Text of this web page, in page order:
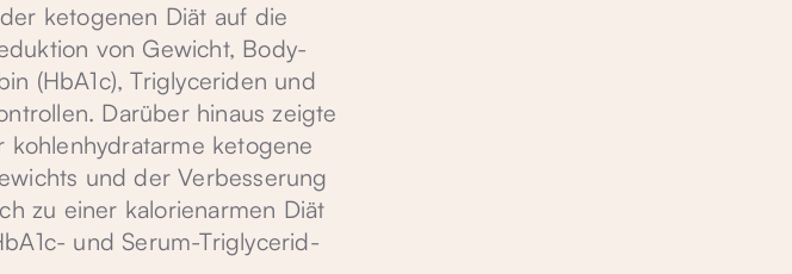
ketogenen Diät auf die
von Gewicht, Body-
(HbA1c), Triglyceriden und
Darüber hinaus zeigte
kohlenhydratarme ketogene
und der Verbesserung
zu einer kalorienarmen Diät
und Serum-Triglycerid-